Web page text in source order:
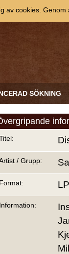
SÖKNING
/ Grupp:
Format: LP
Information:
av cookies.